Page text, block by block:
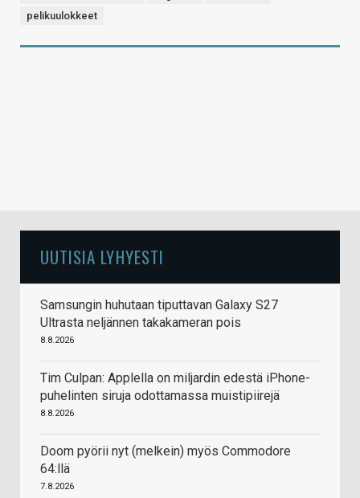
pelikuulokkeet
UUTISIA LYHYESTI
Samsungin huhutaan tiputtavan Galaxy S27
Ultrasta neljännen takakameran pois
8.8.2026
Tim Culpan: Applella on miljardin edestä iPhone-
puhelinten siruja odottamassa muistipiirejä
8.8.2026
Doom pyörii nyt (melkein) myös Commodore
64:llä
7.8.2026